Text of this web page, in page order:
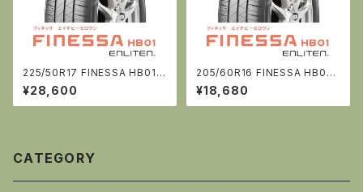
225/50R17 FINESSA HB01:
ブリヂストン
¥28,600
205/60R16 FINESSA HB01:
ブリヂストン
¥18,680
CATEGORY